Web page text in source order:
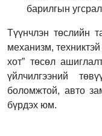
барилгын
Түүнчлэн төслийн
механизм,
хот” төсөл
үйлчилгээний
боломжтой, авто
бүрдэх юм.